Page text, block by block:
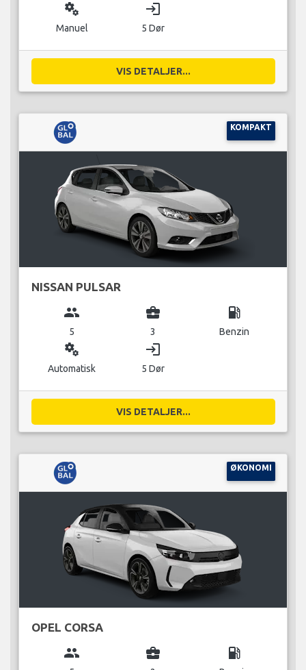
miscellaneous_services
Manuel
login
5 Dør
VIS DETALJER...
KOMPAKT
NISSAN PULSAR
group
5
business_center
3
local_gas_station
Benzin
miscellaneous_services
Automatisk
login
5 Dør
VIS DETALJER...
ØKONOMI
OPEL CORSA
group business_center local_gas_station